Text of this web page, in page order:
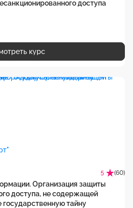
доступа
курс
5 (60)
Организация защиты
доступа, не содержащей
тайну